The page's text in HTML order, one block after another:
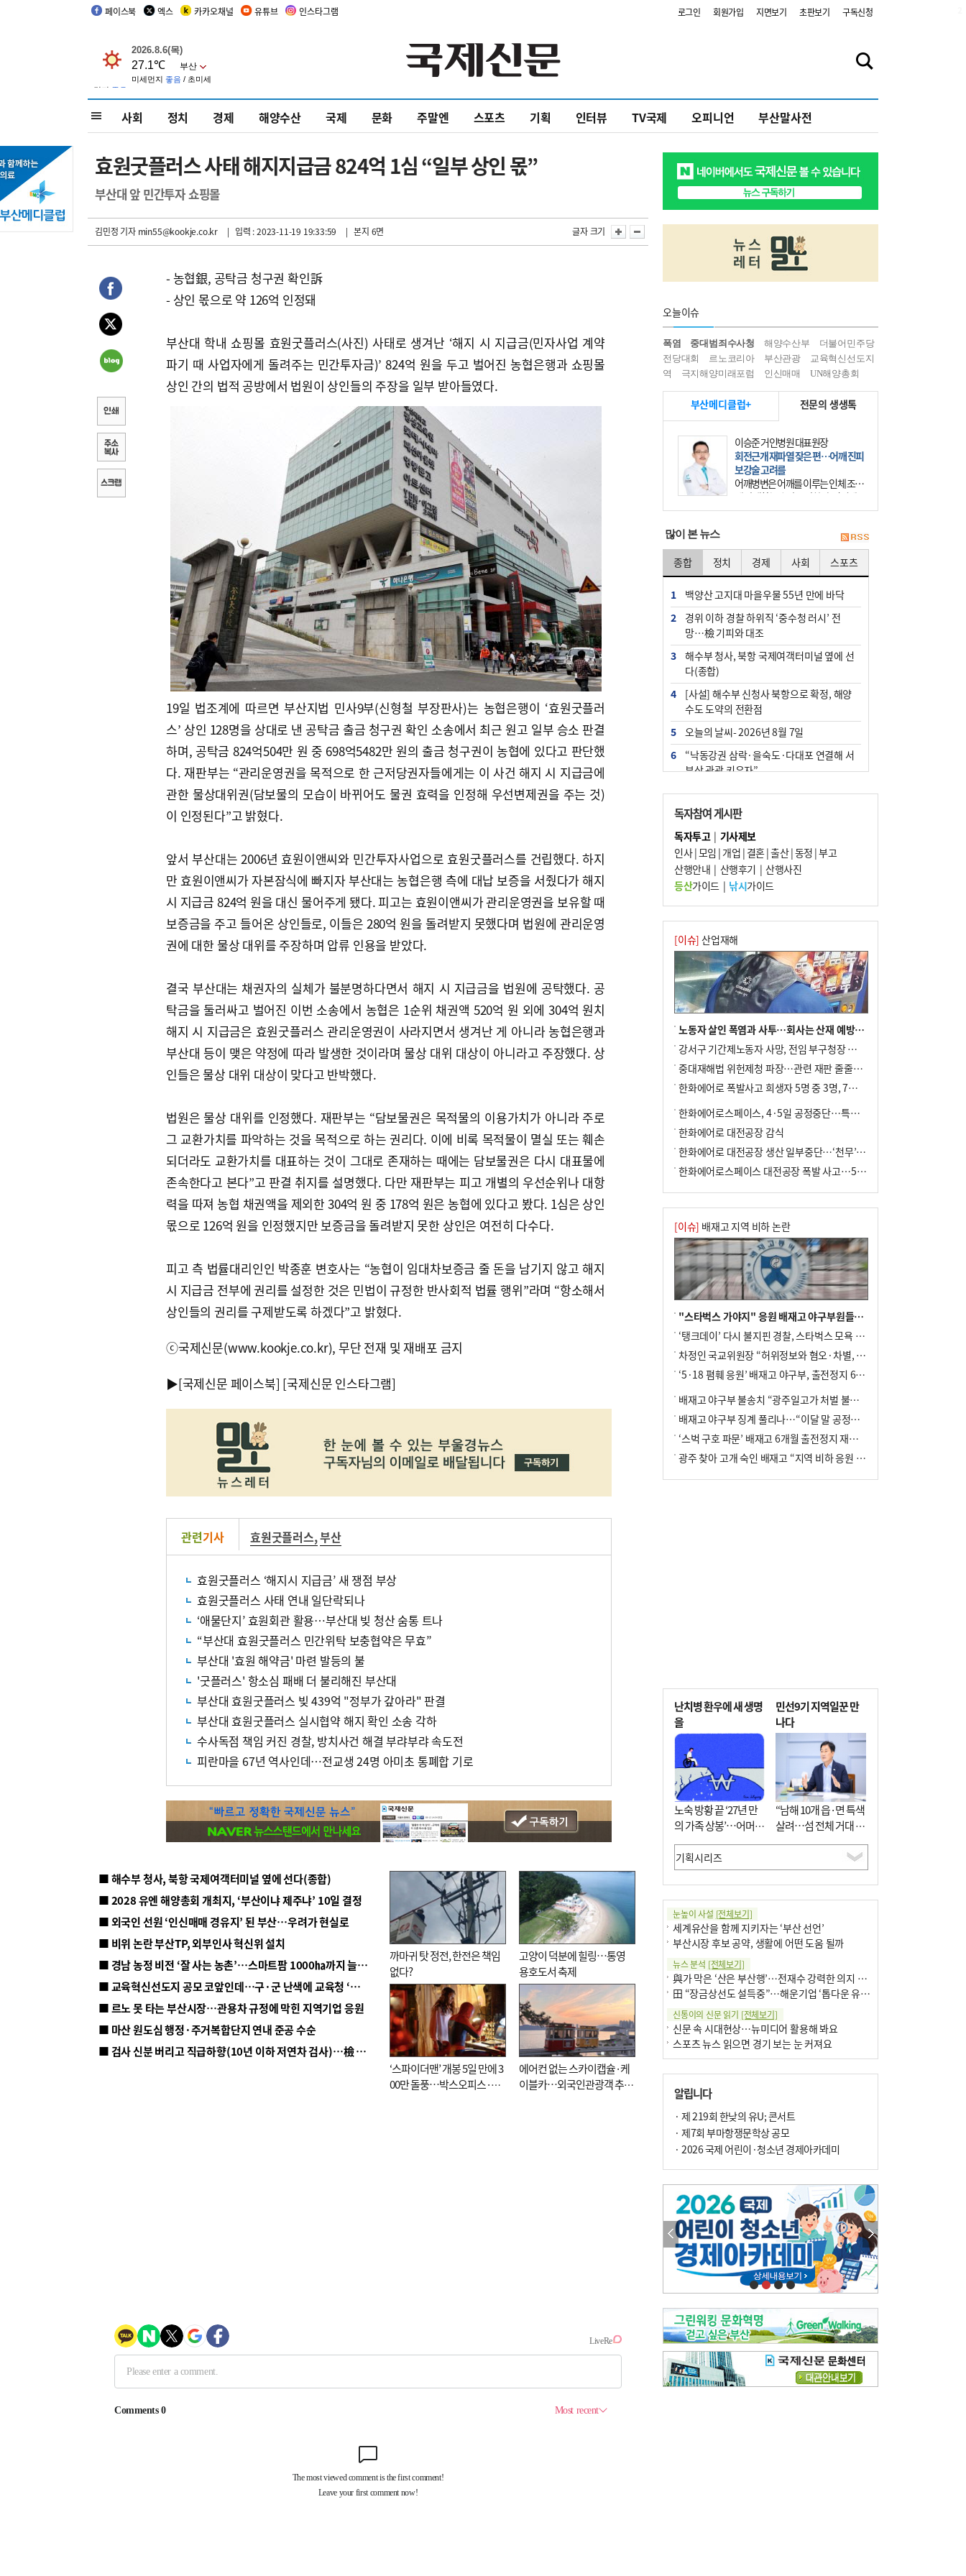
페이스북 엑스 카카오채널 유튜브 인스타그램 로그인 회원가입 지면보기 초판보기 구독신청
사회 정치 경제 해양수산 국제 문화 주말엔 스포츠 기획 인터뷰 TV국제 오피니언 부산말사전
효원굿플러스 사태 해지지급금 824억 1심 “일부 상인 몫”
부산대 앞 민간투자 쇼핑몰
김민정 기자min55@kookje.co.kr | 입력 : 2023-11-19 19:33:59 | 본지 6면 글자 크기
- 농협銀, 공탁금 청구권 확인訴
- 상인 몫으로 약 126억 인정돼
부산대 학내 쇼핑몰 효원굿플러스(사진) 사태로 생겨난 ‘해지 시 지급금(민자사업 계약
파기 때 사업자에게 돌려주는 민간투자금)’ 824억 원을 두고 벌어진 농협은행과 쇼핑몰
상인 간의 법적 공방에서 법원이 상인들의 주장을 일부 받아들였다.
19일 법조계에 따르면 부산지법 민사9부(신형철 부장판사)는 농협은행이 ‘효원굿플러
스’ 상인 128명을 상대로 낸 공탁금 출금 청구권 확인 소송에서 최근 원고 일부 승소 판결
하며, 공탁금 824억504만 원 중 698억5482만 원의 출금 청구권이 농협에 있다고 판단했
다. 재판부는 “관리운영권을 목적으로 한 근저당권자들에게는 이 사건 해지 시 지급금에
관한 물상대위권(담보물의 모습이 바뀌어도 물권 효력을 인정해 우선변제권을 주는 것)
이 인정된다”고 밝혔다.
앞서 부산대는 2006년 효원이앤씨와 민간투자사업으로 효원굿플러스를 건립했다. 하지
만 효원이앤씨가 자본잠식에 빠지자 부산대는 농협은행 측에 대납 보증을 서줬다가 해지
시 지급금 824억 원을 대신 물어주게 됐다. 피고는 효원이앤씨가 관리운영권을 보유할 때
보증금을 주고 들어온 상인들로, 이들은 280억 원을 돌려받지 못했다며 법원에 관리운영
권에 대한 물상 대위를 주장하며 압류 인용을 받았다.
결국 부산대는 채권자의 실체가 불분명하다면서 해지 시 지급금을 법원에 공탁했다. 공
탁금을 둘러싸고 벌어진 이번 소송에서 농협은 1순위 채권액 520억 원 외에 304억 원치
해지 시 지급금은 효원굿플러스 관리운영권이 사라지면서 생겨난 게 아니라 농협은행과
부산대 등이 맺은 약정에 따라 발생한 것이라며 물상 대위 대상이 아니라고 주장했다. 상
인들은 물상 대위 대상이 맞다고 반박했다.
법원은 물상 대위를 인정했다. 재판부는 “담보물권은 목적물의 이용가치가 아니라 주로
그 교환가치를 파악하는 것을 목적으로 하는 권리다. 이에 비록 목적물이 멸실 또는 훼손
되더라도 교환가치를 대표하는 것이 그대로 존재하는 때에는 담보물권은 다시 대표물에
존속한다고 본다”고 판결 취지를 설명했다. 다만 재판부는 피고 개별의 우선순위나 대항
력을 따져 농협 채권액을 제외한 304억 원 중 178억 원은 농협에 있다고 봤다. 1심은 상인
몫으로 126억 원을 인정했지만 보증금을 돌려받지 못한 상인은 여전히 다수다.
피고 측 법률대리인인 박종훈 변호사는 “농협이 임대차보증금 줄 돈을 남기지 않고 해지
시 지급금 전부에 권리를 설정한 것은 민법이 규정한 반사회적 법률 행위”라며 “항소해서
상인들의 권리를 구제받도록 하겠다”고 밝혔다.
ⓒ국제신문(www.kookje.co.kr), 무단 전재 및 재배포 금지
▶[국제신문 페이스북] [국제신문 인스타그램]
관련기사 효원굿플러스,부산
효원굿플러스 ‘해지시 지급금’ 새 쟁점 부상
효원굿플러스 사태 연내 일단락되나
‘애물단지’ 효원회관 활용…부산대 빚 청산 숨통 트나
“부산대 효원굿플러스 민간위탁 보충협약은 무효”
부산대 '효원 해약금' 마련 발등의 불
'굿플러스' 항소심 패배 더 불리해진 부산대
부산대 효원굿플러스 빚 439억 "정부가 갚아라" 판결
부산대 효원굿플러스 실시협약 해지 확인 소송 각하
수사독점 책임 커진 경찰, 방치사건 해결 부랴부랴 속도전
피란마을 67년 역사인데…전교생 24명 아미초 통폐합 기로
■ 해수부 청사, 북항 국제여객터미널 옆에 선다(종합)
■ 2028 유엔 해양총회 개최지, ‘부산이냐 제주냐’ 10일 결정
■ 외국인 선원 ‘인신매매 경유지’ 된 부산…우려가 현실로
■ 비위 논란 부산TP, 외부인사 혁신위 설치
■ 경남 농정 비전 ‘잘 사는 농촌’…스마트팜 1000㏊까지 늘린다
■ 교육혁신선도지 공모 코앞인데…구·군 난색에 교육청 ‘쩔쩔’
■ 르노 못 타는 부산시장…관용차 규정에 막힌 지역기업 응원
■ 마산 원도심 행정·주거복합단지 연내 준공 수순
■ 검사 신분 버리고 직급하향(10년 이하 저연차 검사)…檢 중수청행 기피
까마귀 탓 정전, 한전은 책임
없다?
고양이 덕분에 힐링…통영
용호도서 축제
‘스파이더맨’ 개봉 5일 만에 3
00만 돌풍…박스오피스·예
에어컨 없는 스카이캡슐·케
이블카…외국인관광객 추억
오늘이슈
폭염 중대범죄수사청 해양수산부
더불어민주당
전당대회
르노코리아 부산관광
교육혁신선도지
역
극지해양미래포럼 인신매매 UN해양총회
부산메디클럽+ 전문의 생생톡
이승준 거인병원 대표원장
회전근개 재파열 잦은 편…어깨 진피
보강술 고려를
어깨병변은 어깨를 이루는 인체 조직
에 발생하는 손상을 말한다. 여기에
는 오십견과 회전근개 증후군, 어깨
많이 본 뉴스
종합 정치 경제 사회 스포츠
1
백양산 고지대 마을우물 55년 만에 바닥
2
경위 이하 경찰 하위직 ‘중수청 러시’ 전
망…檢 기피와 대조
3
해수부 청사, 북항 국제여객터미널 옆에 선
다(종합)
4
[사설] 해수부 신청사 북항으로 확정, 해양
수도 도약의 전환점
5
오늘의 날씨- 2026년 8월 7일
6
“낙동강권 삼락·을숙도·다대포 연결해 서
부산 관광 키우자”
7
부울경 주말부터 비소식…‘극한 폭염’ 한풀
꺾일 듯
8
피란마을 67년 역사인데…전교생 24명 아
미초 통폐합 기로
9
외국인 선원 ‘인신매매 경유지’ 된 부산…
우려가 현실로
10 부산 청소년 극지탐험대 8인, 열흘간 북극
구석구석 누빈다
독자참여 게시판
독자투고| 기사제보
인사|모임 | 개업 | 결혼|출산|동정 |부고
산행안내 | 산행후기 | 산행사진
등산가이드| 낚시가이드
[이슈] 산업재해
노동자 살인 폭염과 사투…회사는 산재 예방·전기료 절감 전력
강서구 기간제노동자 사망, 전임 부구청장 檢 송치
중대재해법 위헌제청 파장…관련 재판 줄줄이 브레이크
한화에어로 폭발사고 희생자 5명 중 3명, 7일 영면
한화에어로스페이스, 4·5일 공정중단…특별 안전점검
한화에어로 대전공장 감식
한화에어로 대전공장 생산 일부중단…‘천무’ 수출 비상
한화에어로스페이스 대전공장 폭발 사고…5명 사망·2명 부상(종합)
[이슈] 배재고 지역 비하 논란
"스타벅스 가야지" 응원 배재고 야구부원들, 학교서 징계 처분
‘탱크데이’ 다시 불지핀 경찰, 스타벅스 모욕 혐의 압수수색
차정인 국교위원장 “허위정보와 혐오·차별, 학교 교실까지 유입"
‘5·18 폄훼 응원’ 배재고 야구부, 출전정지 6개월→1개월 감경
배재고 야구부 불송치 “광주일고가 처벌 불원 의사 표해”
배재고 야구부 징계 풀리나…“이달 말 공정위서 재심의”
‘스벅 구호 파문’ 배재고 6개월 출전정지 재심 신청키로
광주 찾아 고개 숙인 배재고 “지역 비하 응원 잘못”(종합)
난치병 환우에 새 생명
을
노숙 방황 끝 ‘27년 만
의 가족 상봉’…어머니
와 행복 꿈꿔
민선9기 지역일꾼 만
나다
“남해 10개 읍·면 특색
살려…섬 전체 거대 정
원으로 조성”
눈높이 사설 [전체보기]
세계유산을 함께 지키자는 ‘부산 선언’
부산시장 후보 공약, 생활에 어떤 도움 될까
뉴스 분석 [전체보기]
與가 막은 ‘산은 부산행’…전재수 강력한 의지 표명 없인 공염불
田 “장금상선도 설득중”…해운기업 ‘톱다운 유치전’ 가속
신통이의 신문 읽기 [전체보기]
신문 속 시대현상…뉴미디어 활용해 봐요
스포츠 뉴스 읽으면 경기 보는 눈 커져요
구·군 승진 축하화분 관행 없애자니 소상공인 울상
팩트체크[전체보기]
의령 한우산 털중나리
한 손 뉴스[전체보기]
시민이 개발한 폭염 대응 앱 ‘그늘로’ 길안내 지도 등 인기
골목 맛집 발굴 고메 셀렉션…부산시, 페스티벌 시월 연계
오늘의 날씨-[전체보기]
오늘의 날씨- 2026년 8월 7일
오늘의 날씨- 2026년 8월 6일
우리 결혼해요-[전체보기]
우리 결혼해요- 김홍윤·정세빈 커플
알립니다
· 제 219회 한낮의 유U; 콘서트
· 제7회 부마항쟁문학상 공모
· 2026 국제 어린이·청소년 경제아카데미